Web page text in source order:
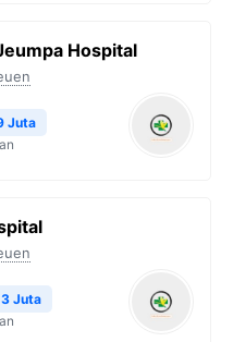
Hospital
Juta
Juta